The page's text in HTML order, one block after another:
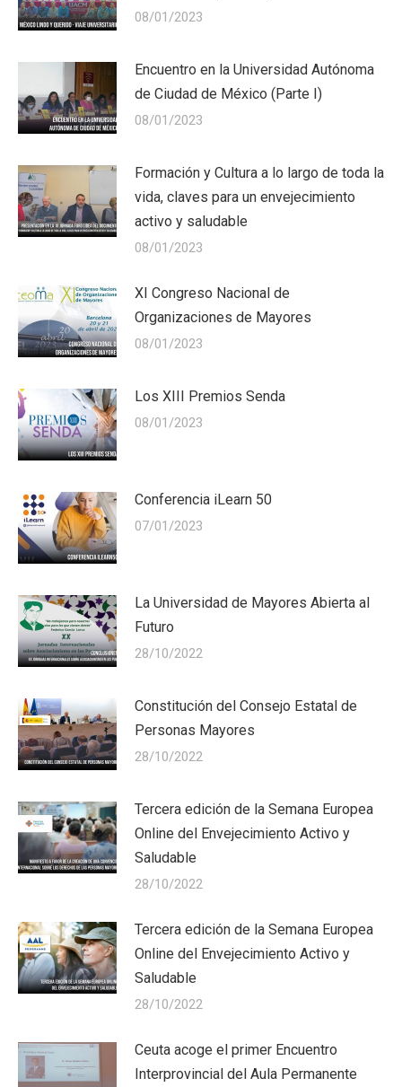
08/01/2023
Encuentro en la Universidad Autónoma
de Ciudad de México (Parte I)
08/01/2023
Formación y Cultura a lo largo de toda la
vida, claves para un envejecimiento
activo y saludable
08/01/2023
XI Congreso Nacional de
Organizaciones de Mayores
08/01/2023
Los XIII Premios Senda
08/01/2023
Conferencia iLearn 50
07/01/2023
La Universidad de Mayores Abierta al
Futuro
28/10/2022
Constitución del Consejo Estatal de
Personas Mayores
28/10/2022
Tercera edición de la Semana Europea
Online del Envejecimiento Activo y
Saludable
28/10/2022
Tercera edición de la Semana Europea
Online del Envejecimiento Activo y
Saludable
28/10/2022
Ceuta acoge el primer Encuentro
Interprovincial del Aula Permanente